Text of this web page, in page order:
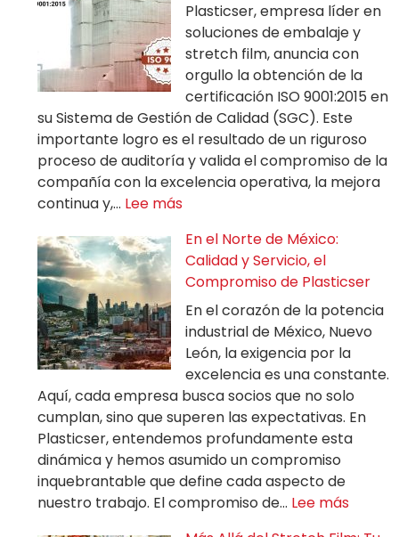
Plasticser, empresa líder en
soluciones de embalaje y
stretch film, anuncia con
orgullo la obtención de la
certificación ISO 9001:2015 en
su Sistema de Gestión de Calidad (SGC). Este
importante logro es el resultado de un riguroso
proceso de auditoría y valida el compromiso de la
compañía con la excelencia operativa, la mejora
continua y,… Lee más
En el Norte de México:
Calidad y Servicio, el
Compromiso de Plasticser
En el corazón de la potencia
industrial de México, Nuevo
León, la exigencia por la
excelencia es una constante.
Aquí, cada empresa busca socios que no solo
cumplan, sino que superen las expectativas. En
Plasticser, entendemos profundamente esta
dinámica y hemos asumido un compromiso
inquebrantable que define cada aspecto de
nuestro trabajo. El compromiso de… Lee más